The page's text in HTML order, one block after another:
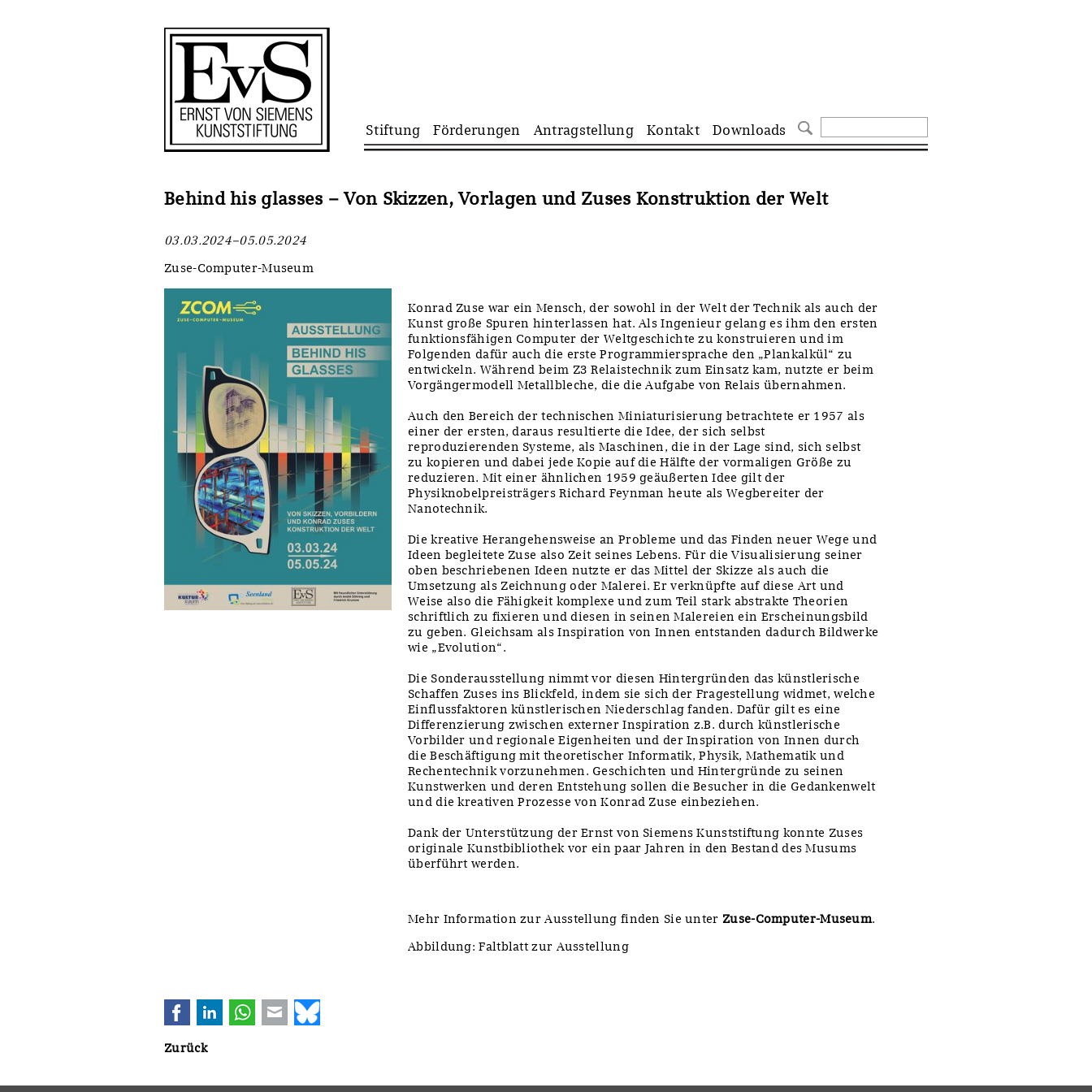
Navigation
überspringen
Stiftung Förderungen Antragstellung Kontakt Downloads
Behind his glasses – Von Skizzen, Vorlagen und Zuses Konstruktion der Welt
03.03.2024–05.05.2024
Zuse-Computer-Museum
Konrad Zuse war ein Mensch, der sowohl in der Welt der Technik als auch der
Kunst große Spuren hinterlassen hat. Als Ingenieur gelang es ihm den ersten
funktionsfähigen Computer der Weltgeschichte zu konstruieren und im
Folgenden dafür auch die erste Programmiersprache den „Plankalkül“ zu
entwickeln. Während beim Z3 Relaistechnik zum Einsatz kam, nutzte er beim
Vorgängermodell Metallbleche, die die Aufgabe von Relais übernahmen.
Auch den Bereich der technischen Miniaturisierung betrachtete er 1957 als
einer der ersten, daraus resultierte die Idee, der sich selbst
reproduzierenden Systeme, als Maschinen, die in der Lage sind, sich selbst
zu kopieren und dabei jede Kopie auf die Hälfte der vormaligen Größe zu
reduzieren. Mit einer ähnlichen 1959 geäußerten Idee gilt der
Physiknobelpreisträgers Richard Feynman heute als Wegbereiter der
Nanotechnik.
Die kreative Herangehensweise an Probleme und das Finden neuer Wege und
Ideen begleitete Zuse also Zeit seines Lebens. Für die Visualisierung seiner
oben beschriebenen Ideen nutzte er das Mittel der Skizze als auch die
Umsetzung als Zeichnung oder Malerei. Er verknüpfte auf diese Art und
Weise also die Fähigkeit komplexe und zum Teil stark abstrakte Theorien
schriftlich zu fixieren und diesen in seinen Malereien ein Erscheinungsbild
zu geben. Gleichsam als Inspiration von Innen entstanden dadurch Bildwerke
wie „Evolution“.
Die Sonderausstellung nimmt vor diesen Hintergründen das künstlerische
Schaffen Zuses ins Blickfeld, indem sie sich der Fragestellung widmet, welche
Einflussfaktoren künstlerischen Niederschlag fanden. Dafür gilt es eine
Differenzierung zwischen externer Inspiration z.B. durch künstlerische
Vorbilder und regionale Eigenheiten und der Inspiration von Innen durch
die Beschäftigung mit theoretischer Informatik, Physik, Mathematik und
Rechentechnik vorzunehmen. Geschichten und Hintergründe zu seinen
Kunstwerken und deren Entstehung sollen die Besucher in die Gedankenwelt
und die kreativen Prozesse von Konrad Zuse einbeziehen.
Dank der Unterstützung der Ernst von Siemens Kunststiftung konnte Zuses
originale Kunstbibliothek vor ein paar Jahren in den Bestand des Musums
überführt werden.
Mehr Information zur Ausstellung finden Sie unter Zuse-Computer-Museum.
Abbildung: Faltblatt zur Ausstellung
FacebookLinkedInWhatsApp
E-mail
Zurück